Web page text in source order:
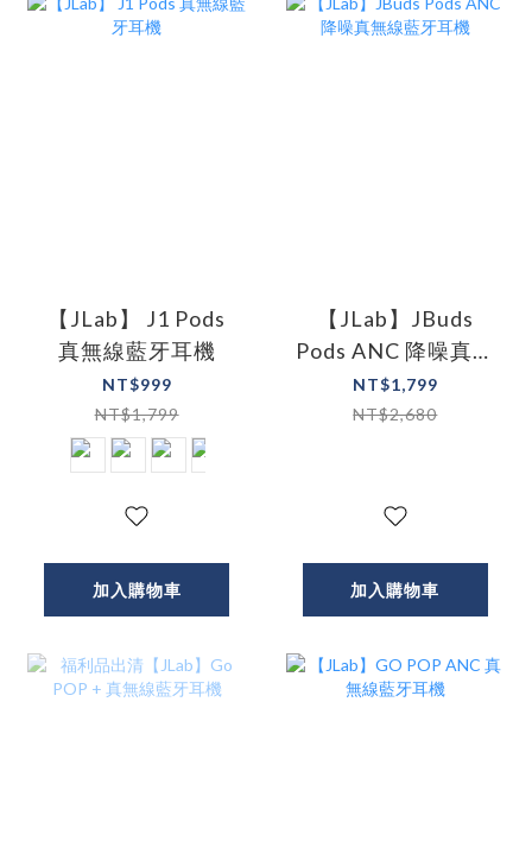
【JLab】 J1 Pods
真無線藍牙耳機
NT$999
NT$1,799
加入購物車
【JLab】JBuds
Pods ANC 降噪真無
線藍牙耳機
NT$1,799
NT$2,680
加入購物車